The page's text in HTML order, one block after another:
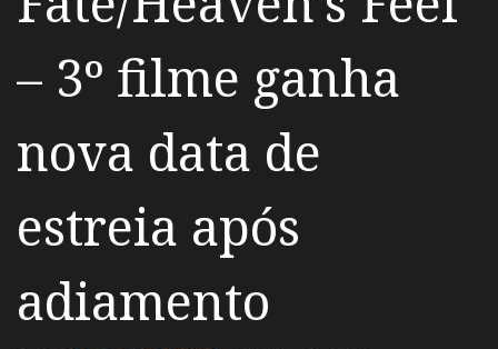
– 3º filme ganha
nova data de
estreia após
adiamento